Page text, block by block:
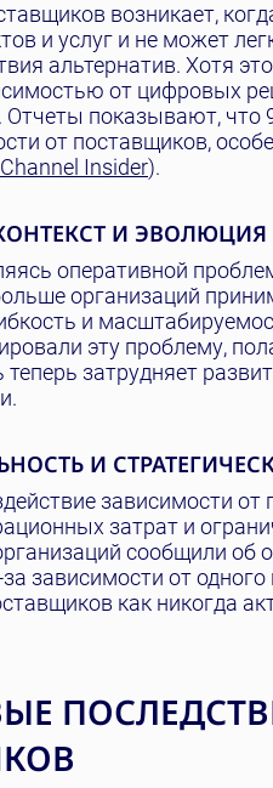
возникает,
и услуг и не может
альтернатив. Хотя
от цифровых
Отчеты показывают,
от поставщиков,
Channel Insider).
И ЭВОЛЮЦИЯ
оперативной
организаций
и
эту проблему,
затрудняет
И
зависимости
затрат и
сообщили
зависимости от
как никогда